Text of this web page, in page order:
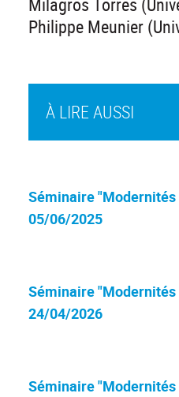
À LIRE AUSSI
Séminaire "Modernités
05/06/2025
Séminaire "Modernités
24/04/2026
Séminaire "Modernités
Milagros Torres
Philippe Meunier